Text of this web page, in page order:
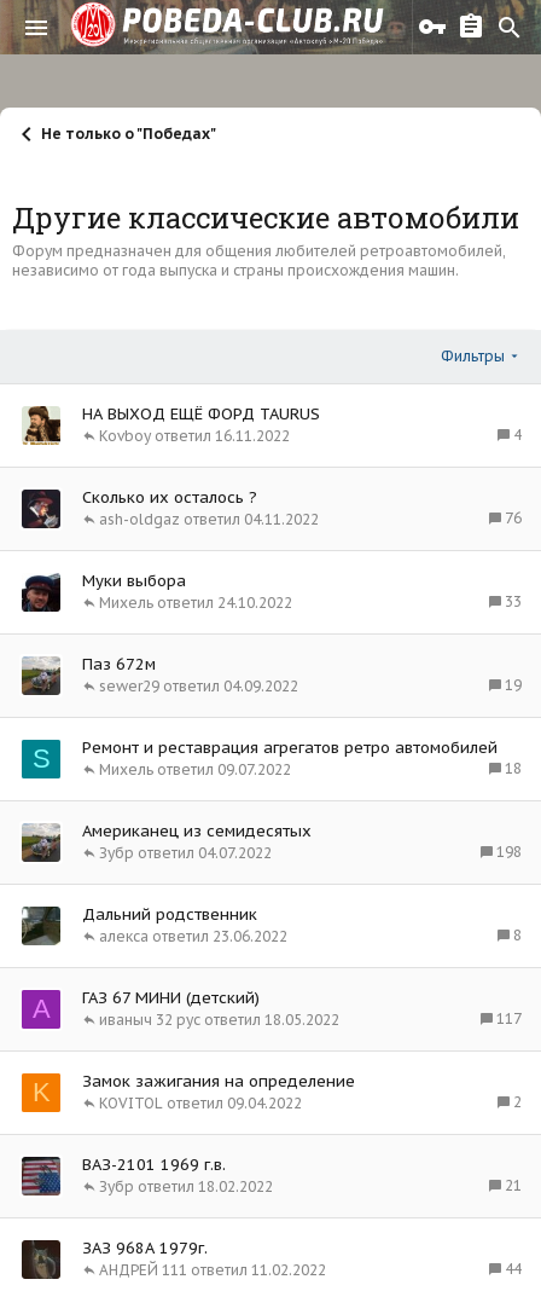
Не только о "Победах"
Другие классические автомобили
Форум предназначен для общения любителей ретроавтомобилей,
независимо от года выпуска и страны происхождения машин.
Фильтры
НА ВЫХОД ЕЩЁ ФОРД TAURUS
4
16.11.2022
Kovboy
Сколько их осталось ?
76
04.11.2022
ash-oldgaz
Муки выбора
33
24.10.2022
Михель
Паз 672м
19
04.09.2022
sewer29
S Ремонт и реставрация агрегатов ретро автомобилей
18
09.07.2022
Михель
Американец из семидесятых
198
04.07.2022
Зубр
Дальний родственник
8
23.06.2022
алекса
A ГАЗ 67 МИНИ (детский)
117
18.05.2022
иваныч 32 рус
K Замок зажигания на определение
2
09.04.2022
KOVITOL
ВАЗ-2101 1969 г.в.
21
18.02.2022
Зубр
ЗАЗ 968А 1979г.
44
11.02.2022
АНДРЕЙ 111